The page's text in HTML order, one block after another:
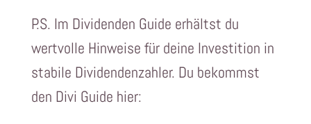
P.S. Im Dividenden Guide erhältst du
wertvolle Hinweise für deine Investition in
stabile Dividendenzahler. Du bekommst
den Divi Guide hier: